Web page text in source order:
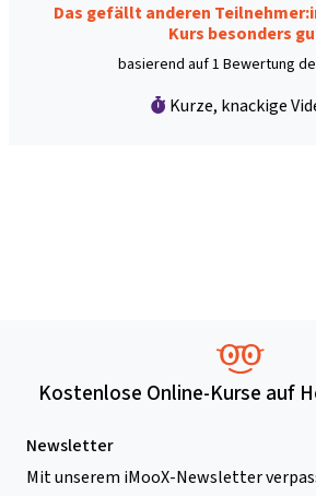
Das gefällt anderen
Kurs besonders
basierend auf 1 Bewertung
Kurze, knackige
Kostenlose Online-Kurse auf
Newsletter
Mit unserem iMooX-Newsletter